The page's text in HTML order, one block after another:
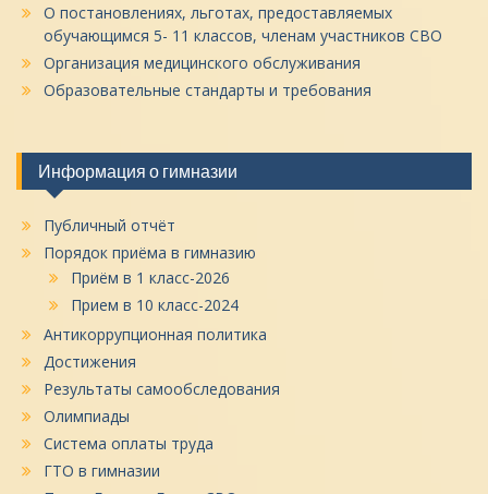
О постановлениях, льготах, предоставляемых
обучающимся 5- 11 классов, членам участников СВО
Организация медицинского обслуживания
Образовательные стандарты и требования
Информация о гимназии
Публичный отчёт
Порядок приёма в гимназию
Приём в 1 класс-2026
Прием в 10 класс-2024
Антикоррупционная политика
Достижения
Результаты самообследования
Олимпиады
Система оплаты труда
ГТО в гимназии